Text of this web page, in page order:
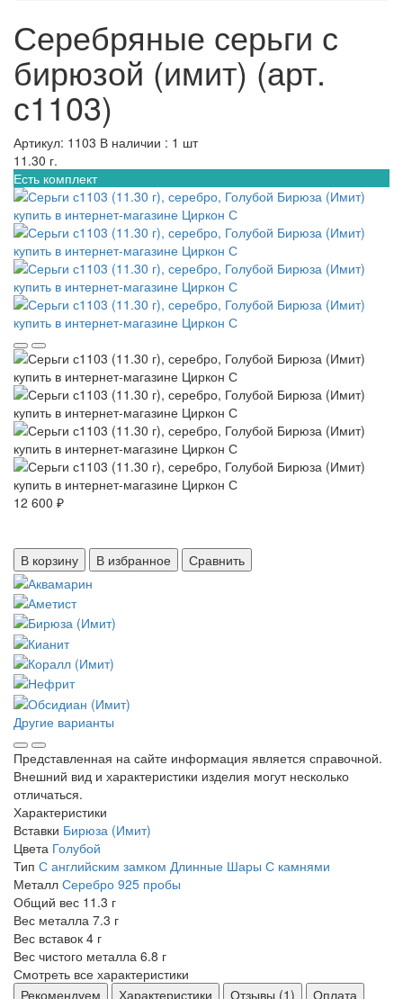
Серебряные серьги с
бирюзой (имит) (арт.
с1103)
Артикул: 1103 В наличии : 1 шт
11.30 г.
Есть комплект
12 600 ₽
В корзину В избранное Сравнить
Другие варианты
Представленная на сайте информация является справочной.
Внешний вид и характеристики изделия могут несколько
отличаться.
Характеристики
Вставки Бирюза (Имит)
Цвета Голубой
Тип С английским замком Длинные Шары С камнями
Металл Серебро 925 пробы
Общий вес 11.3 г
Вес металла 7.3 г
Вес вставок 4 г
Вес чистого металла 6.8 г
Смотреть все характеристики
Рекомендуем
Характеристики Отзывы (1) Оплата